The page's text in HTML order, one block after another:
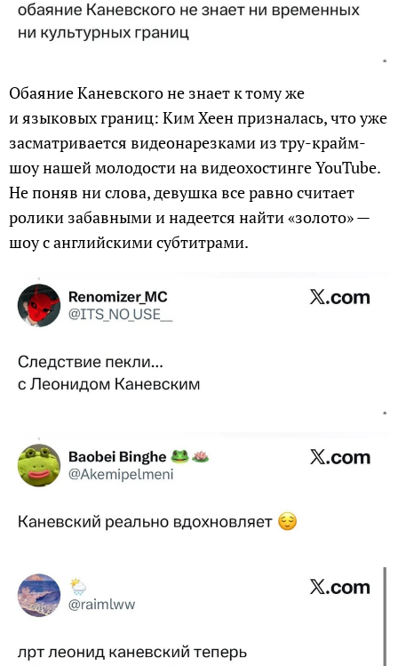
Обаяние Каневского не знает к тому же
и языковых границ: Ким Хеен призналась, что уже
засматривается видеонарезками из тру-крайм-
шоу нашей молодости на видеохостинге YouTube.
Не поняв ни слова, девушка все равно считает
ролики забавными и надеется найти «золото» —
шоу с английскими субтитрами.